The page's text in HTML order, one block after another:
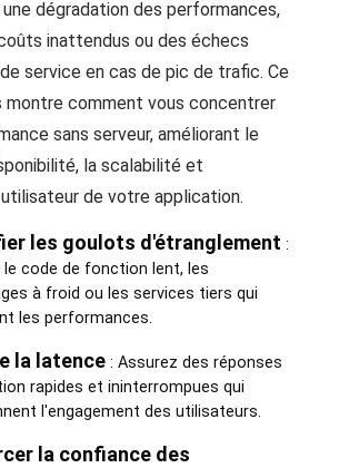
dégradation des performances,
inattendus ou des échecs
service en cas de pic de trafic. Ce
montre comment vous concentrer
sans serveur, améliorant le
la scalabilité et
de votre application.
les goulots d'étranglement :
le code de fonction lent, les
à froid ou les services tiers qui
les performances.
la latence: Assurez des réponses
rapides et ininterrompues qui
l'engagement des utilisateurs.
la confiance des